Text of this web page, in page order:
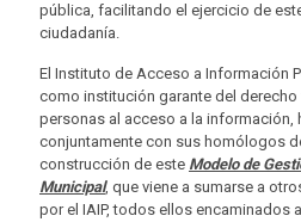
pública, facilitando el ejercicio de
ciudadanía.
El Instituto de Acceso a Información
como institución garante del
personas al acceso a la información,
conjuntamente con sus homólogos
construcción de este Modelo de
Municipal, que viene a sumarse a
por el IAIP, todos ellos encaminados